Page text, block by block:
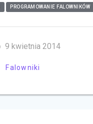
PROGRAMOWANIE FALOWNIKÓW
9 kwietnia 2014
Falowniki